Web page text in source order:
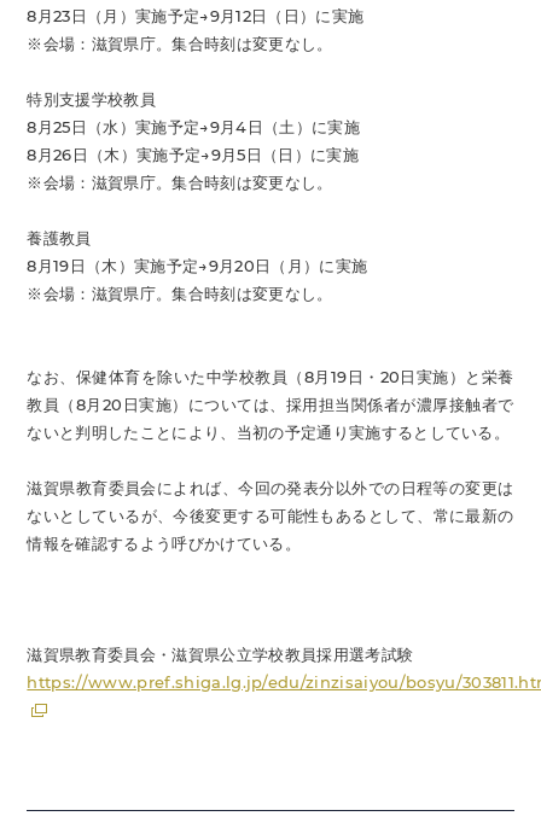
8月23日（月）実施予定→9月12日（日）に実施
※会場：滋賀県庁。集合時刻は変更なし。
特別支援学校教員
8月25日（水）実施予定→9月4日（土）に実施
8月26日（木）実施予定→9月5日（日）に実施
※会場：滋賀県庁。集合時刻は変更なし。
養護教員
8月19日（木）実施予定→9月20日（月）に実施
※会場：滋賀県庁。集合時刻は変更なし。
なお、保健体育を除いた中学校教員（8月19日・20日実施）と栄養
教員（8月20日実施）については、採用担当関係者が濃厚接触者で
ないと判明したことにより、当初の予定通り実施するとしている。
滋賀県教育委員会によれば、今回の発表分以外での日程等の変更は
ないとしているが、今後変更する可能性もあるとして、常に最新の
情報を確認するよう呼びかけている。
滋賀県教育委員会・滋賀県公立学校教員採用選考試験
https://www.pref.shiga.lg.jp/edu/zinzisaiyou/bosyu/